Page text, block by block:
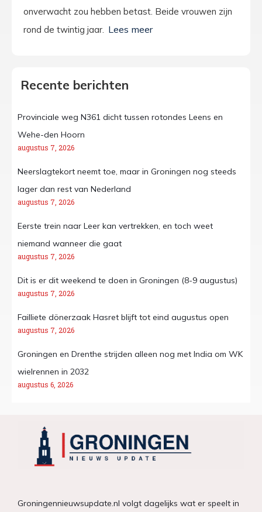
onverwacht zou hebben betast. Beide vrouwen zijn
rond de twintig jaar.
Recente berichten
Provinciale weg N361 dicht tussen rotondes Leens en
Wehe-den Hoorn
augustus 7, 2026
Neerslagtekort neemt toe, maar in Groningen nog steeds
lager dan rest van Nederland
augustus 7, 2026
Eerste trein naar Leer kan vertrekken, en toch weet
niemand wanneer die gaat
augustus 7, 2026
Dit is er dit weekend te doen in Groningen (8-9 augustus)
augustus 7, 2026
Failliete dönerzaak Hasret blijft tot eind augustus open
augustus 7, 2026
Groningen en Drenthe strijden alleen nog met India om WK
wielrennen in 2032
augustus 6, 2026
Groningennieuwsupdate.nl volgt dagelijks wat er speelt in